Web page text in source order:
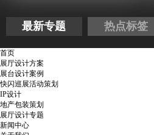
最新专题 热点标签
首页
展厅设计方案
展台设计案例
快闪巡展活动策划
IP设计
地产包装策划
展厅设计专题
新闻中心